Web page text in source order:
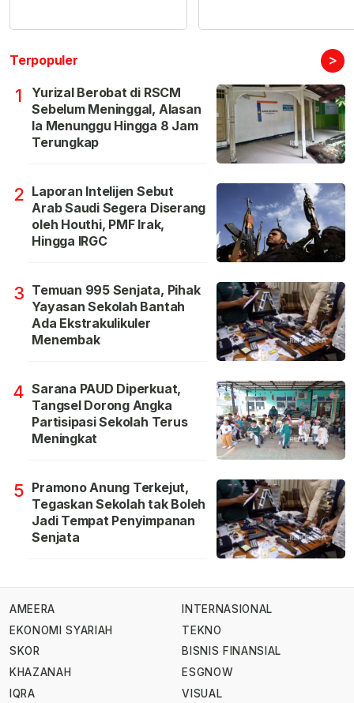
Terpopuler >
1
Yurizal Berobat di RSCM
Sebelum Meninggal, Alasan
Ia Menunggu Hingga 8 Jam
Terungkap
2 Laporan Intelijen Sebut
Arab Saudi Segera Diserang
oleh Houthi, PMF Irak,
Hingga IRGC
3 Temuan 995 Senjata, Pihak
Yayasan Sekolah Bantah
Ada Ekstrakulikuler
Menembak
4 Sarana PAUD Diperkuat,
Tangsel Dorong Angka
Partisipasi Sekolah Terus
Meningkat
5 Pramono Anung Terkejut,
Tegaskan Sekolah tak Boleh
Jadi Tempat Penyimpanan
Senjata
AMEERA
EKONOMI SYARIAH
SKOR
KHAZANAH
IQRA
INTERNASIONAL
TEKNO
BISNIS FINANSIAL
ESGNOW
VISUAL